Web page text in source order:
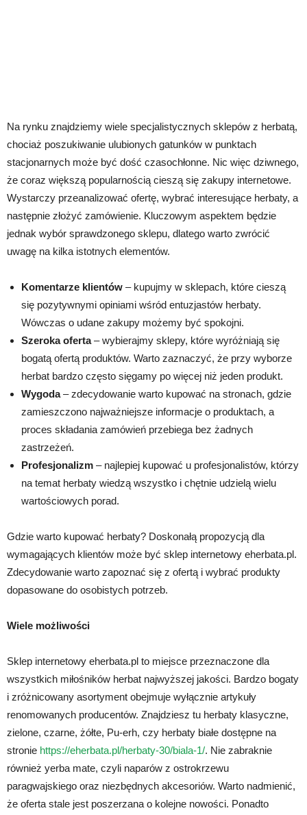
Na rynku znajdziemy wiele specjalistycznych sklepów z herbatą,
chociaż poszukiwanie ulubionych gatunków w punktach
stacjonarnych może być dość czasochłonne. Nic więc dziwnego,
że coraz większą popularnością cieszą się zakupy internetowe.
Wystarczy przeanalizować ofertę, wybrać interesujące herbaty, a
następnie złożyć zamówienie. Kluczowym aspektem będzie
jednak wybór sprawdzonego sklepu, dlatego warto zwrócić
uwagę na kilka istotnych elementów.
Komentarze klientów – kupujmy w sklepach, które cieszą
się pozytywnymi opiniami wśród entuzjastów herbaty.
Wówczas o udane zakupy możemy być spokojni.
Szeroka oferta– wybierajmy sklepy, które wyróżniają się
bogatą ofertą produktów. Warto zaznaczyć, że przy wyborze
herbat bardzo często sięgamy po więcej niż jeden produkt.
Wygoda– zdecydowanie warto kupować na stronach, gdzie
zamieszczono najważniejsze informacje o produktach, a
proces składania zamówień przebiega bez żadnych
zastrzeżeń.
Profesjonalizm – najlepiej kupować u profesjonalistów, którzy
na temat herbaty wiedzą wszystko i chętnie udzielą wielu
wartościowych porad.
Gdzie warto kupować herbaty? Doskonałą propozycją dla
wymagających klientów może być sklep internetowy eherbata.pl.
Zdecydowanie warto zapoznać się z ofertą i wybrać produkty
dopasowane do osobistych potrzeb.
Wiele możliwości
Sklep internetowy eherbata.pl to miejsce przeznaczone dla
wszystkich miłośników herbat najwyższej jakości. Bardzo bogaty
i zróżnicowany asortyment obejmuje wyłącznie artykuły
renomowanych producentów. Znajdziesz tu herbaty klasyczne,
zielone, czarne, żółte, Pu-erh, czy herbaty białe dostępne na
stronie https://eherbata.pl/herbaty-30/biala-1/. Nie zabraknie
również yerba mate, czyli naparów z ostrokrzewu
paragwajskiego oraz niezbędnych akcesoriów. Warto nadmienić,
że oferta stale jest poszerzana o kolejne nowości. Ponadto